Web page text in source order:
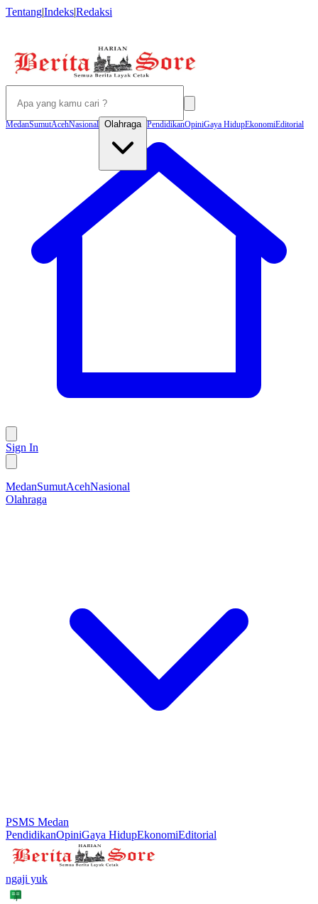
Tentang|Indeks|Redaksi
MedanSumutAcehNasional Olahraga PendidikanOpiniGaya HidupEkonomiEditorial
Sign In
MedanSumutAcehNasional
Olahraga
PSMS Medan
PendidikanOpiniGaya HidupEkonomiEditorial
ngaji yuk